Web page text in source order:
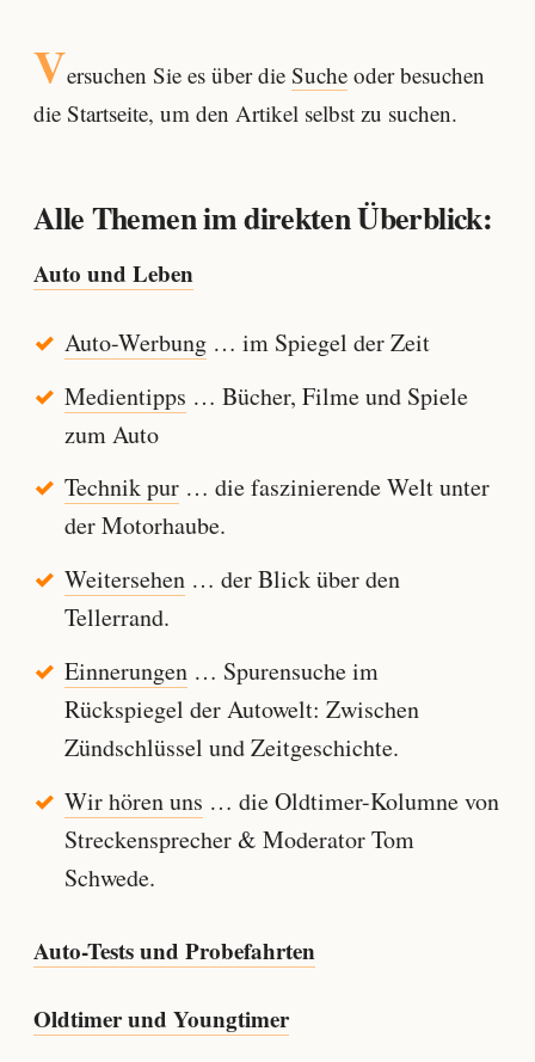
Versuchen Sie es über die Sucheoder besuchen
die Startseite, um den Artikel selbst zu suchen.
Alle Themen im direkten Überblick:
Auto und Leben
Auto-Werbung… im Spiegel der Zeit
Medientipps … Bücher, Filme und Spiele
zum Auto
Technik pur… die faszinierende Welt unter
der Motorhaube.
Weitersehen… der Blick über den
Tellerrand.
Einnerungen… Spurensuche im
Rückspiegel der Autowelt: Zwischen
Zündschlüssel und Zeitgeschichte.
Wir hören uns … die Oldtimer-Kolumne von
Streckensprecher & Moderator Tom
Schwede.
Auto-Tests und Probefahrten
Oldtimer und Youngtimer